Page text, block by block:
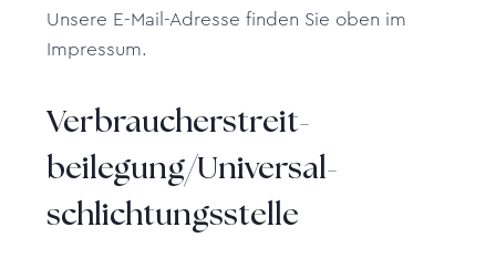
Unsere E-Mail-Adresse finden Sie oben im
Impressum.
Verbraucher­streit­
beilegung/Universal­
schlichtungs­stelle